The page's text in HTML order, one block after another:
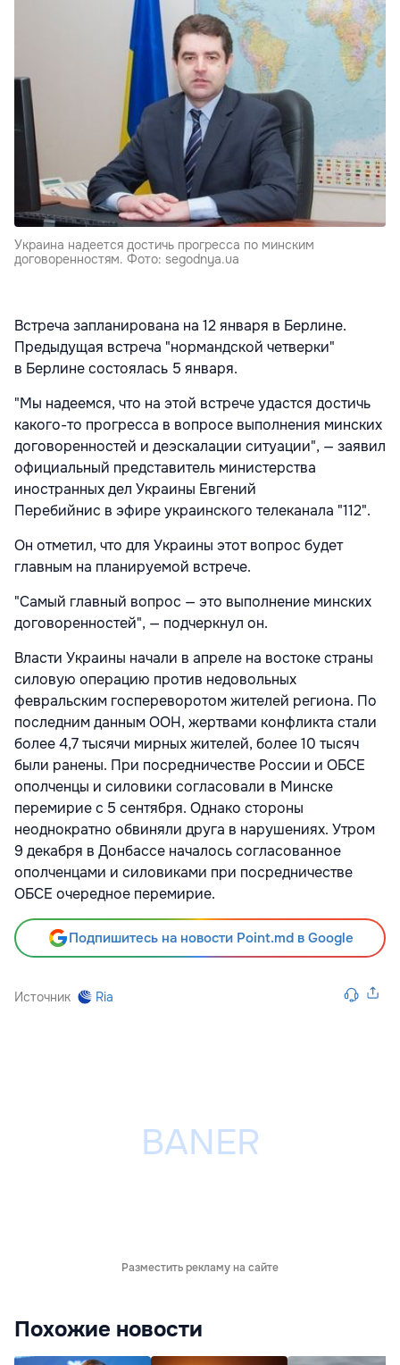
Украина надеется достичь прогресса по минским
договоренностям. Фото: segodnya.ua
Встреча запланирована на 12 января в Берлине.
Предыдущая встреча "нормандской четверки"
в Берлине состоялась 5 января.
"Мы надеемся, что на этой встрече удастся достичь
какого-то прогресса в вопросе выполнения минских
договоренностей и деэскалации ситуации", — заявил
официальный представитель министерства
иностранных дел Украины Евгений
Перебийнис в эфире украинского телеканала "112".
Он отметил, что для Украины этот вопрос будет
главным на планируемой встрече.
"Самый главный вопрос — это выполнение минских
договоренностей", — подчеркнул он.
Власти Украины начали в апреле на востоке страны
силовую операцию против недовольных
февральским госпереворотом жителей региона. По
последним данным ООН, жертвами конфликта стали
более 4,7 тысячи мирных жителей, более 10 тысяч
были ранены. При посредничестве России и ОБСЕ
ополченцы и силовики согласовали в Минске
перемирие с 5 сентября. Однако стороны
неоднократно обвиняли друга в нарушениях. Утром
9 декабря в Донбассе началось согласованное
ополченцами и силовиками при посредничестве
ОБСЕ очередное перемирие.
Подпишитесь на новости Point.md в Google
Источник Ria
Разместить рекламу на сайте
Похожие новости